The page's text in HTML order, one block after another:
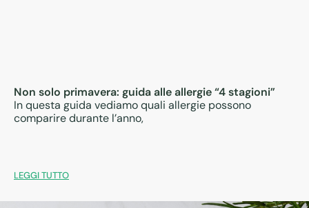
Non solo primavera: guida alle allergie “4 stagioni”
In questa guida vediamo quali allergie possono
comparire durante l’anno,
LEGGI TUTTO